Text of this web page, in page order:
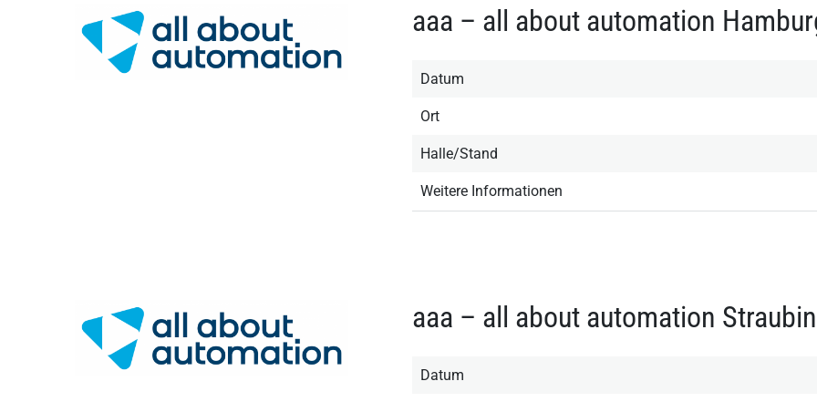
aaa – all about automation
Datum
Ort
Halle/Stand
Weitere Informationen
aaa – all about automation
Datum